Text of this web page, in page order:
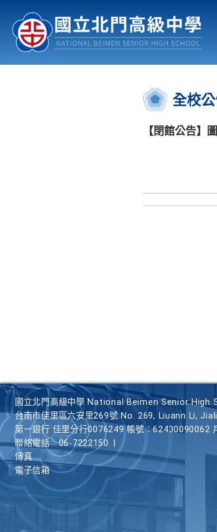
認識北中 行事曆
:::
全校
【閉館公告】
國立北門高級中學 National Beimen Senior High
台南市佳里區六安里269號 No. 269, Liuann Li,
第一銀行 佳里分行0076249 帳號：62430090062
聯絡電話
06-7222150
傳真
電子信箱